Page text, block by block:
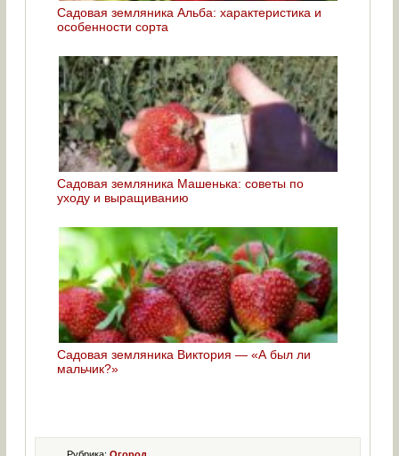
Садовая земляника Альба: характеристика и
особенности сорта
Садовая земляника Машенька: советы по
уходу и выращиванию
Садовая земляника Виктория — «А был ли
мальчик?»